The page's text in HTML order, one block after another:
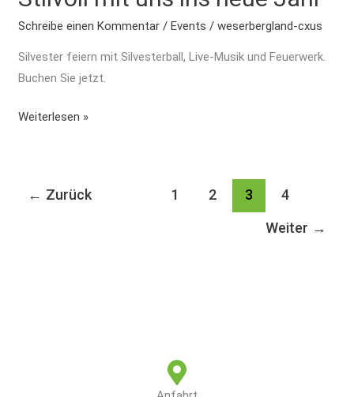
Schreibe einen Kommentar /Events /weserbergland-cxus
Silvester feiern mit Silvesterball, Live-Musik und Feuerwerk.
Buchen Sie jetzt.
uns
ins
neue
Weiterlesen »
← Zurück 1 2 3 4
Weiter →